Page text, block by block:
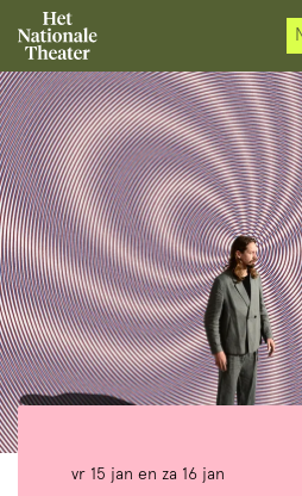
vr 15 jan en za 16 jan